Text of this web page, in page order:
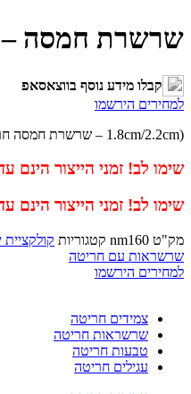
שרשרת חמסה – 1.8cm/2.2cm
קבלו מידע נוסף בווצאסאפ
למחירים הירשמו
(1.8cm/2.2cm – שרשרת חמסה חריטה )
שימו לב! זמני הייצור הינם עד 7 ימי
שימו לב! זמני הייצור הינם עד 7 ימי
מק"ט nm160 קטגוריות קולקציית
שרשראות עם חריטה
למחירים הירשמו
צמידים חריטה
שרשראות חריטה
טבעות חריטה
עגילים חריטה